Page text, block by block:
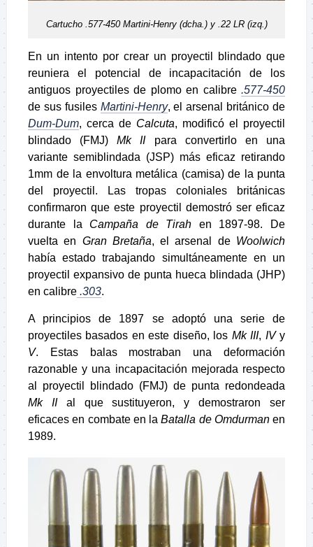
Cartucho .577-450 Martini-Henry (dcha.) y .22 LR (izq.)
En un intento por crear un proyectil blindado que
reuniera el potencial de incapacitación de los
antiguos proyectiles de plomo en calibre .577-450
de sus fusiles Martini-Henry, el arsenal británico de
Dum-Dum, cerca de Calcuta, modificó el proyectil
blindado (FMJ)Mk IIpara convertirlo en una
variante semiblindada (JSP) más eficaz retirando
1mm de la envoltura metálica (camisa) de la punta
del proyectil. Las tropas coloniales británicas
confirmaron que este proyectil demostró ser eficaz
durante la Campaña de Tirah en 1897-98. De
vuelta en Gran Bretaña, el arsenal de Woolwich
había estado trabajando simultáneamente en un
proyectil expansivo de punta hueca blindada (JHP)
en calibre .303.
A principios de 1897 se adoptó una serie de
proyectiles basados en este diseño, los Mk III, IVy
V. Estas balas mostraban una deformación
razonable y una incapacitación mejorada respecto
al proyectil blindado (FMJ) de punta redondeada
Mk II al que sustituyeron, y demostraron ser
eficaces en combate en laBatalla de Omdurman en
1989.